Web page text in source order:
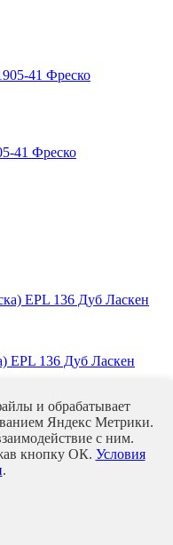
41 Фреско
EPL 136 Дуб Ласкен
и обрабатывает
Яндекс Метрики.
с ним.
кнопку ОК. Условия
.